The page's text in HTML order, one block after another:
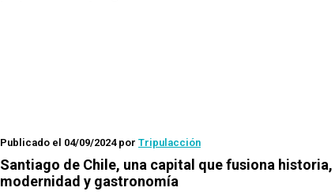
Publicado el 04/09/2024por Tripulacción
Santiago de Chile, una capital que fusiona historia,
modernidad y gastronomía